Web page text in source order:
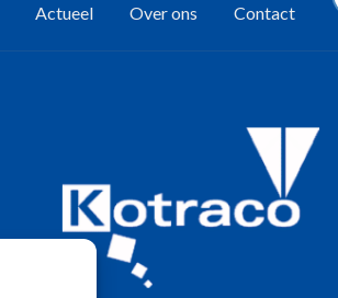
Actueel Over ons Contact